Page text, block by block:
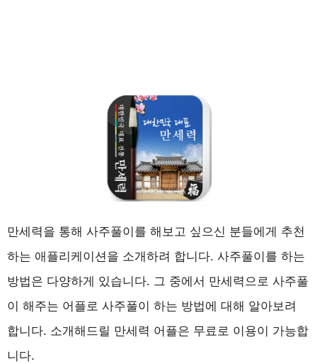
만세력을 통해 사주풀이를 해보고 싶으신 분들에게 추천
하는 애플리케이션을 소개하려 합니다. 사주풀이를 하는
방법은 다양하게 있습니다. 그 중에서 만세력으로 사주풀
이 해주는 어플로 사주풀이 하는 방법에 대해 알아보려
합니다. 소개해드릴 만세력 어플은 무료로 이용이 가능합
니다.